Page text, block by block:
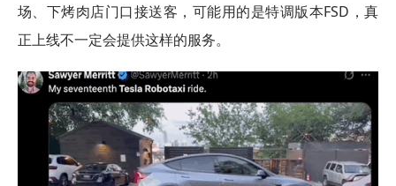
场、下烤肉店门口接送客，可能用的是特调版本FSD，真
正上线不一定会提供这样的服务。